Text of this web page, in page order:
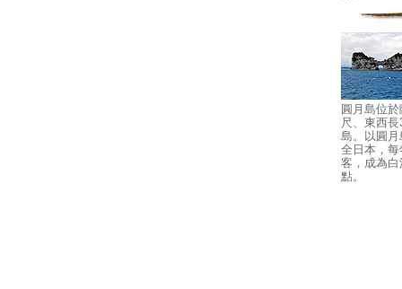
圓月島位
尺、東西
島。以圓
全日本，
客，成為
點。